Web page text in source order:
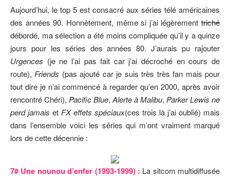
I
S
H
E
D
A
T
E
M
D
I
F
E
D
D
T
E
Aujourd’hui, le top 5 est consacré aux séries télé américaines
des années 90. Honnêtement, même si j’ai légèrement triché
débordé, ma sélection a été moins compliquée qu’il y a quinze
jours pour les séries des années 80. J’aurais pu rajouter
Urgences (je ne l’ai pas fait car j’ai décroché en cours de
route), Friends (pas ajouté car je suis très très fan mais pour
tout dire je n’ai commencé à regarder qu’en 2000, après avoir
rencontré Chéri), Pacific Blue, Alerte à Malibu, Parker Lewis ne
perd jamais et FX effets spéciaux(ces trois là j’ai oublié) mais
dans l’ensemble voici les séries qui m’ont vraiment marqué
lors de cette décennie :
7# Une nounou d’enfer (1993-1999) : La sitcom multidiffusée